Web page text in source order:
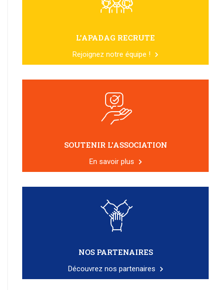
L'APADAG RECRUTE
Rejoignez notre équipe !
SOUTENIR L'ASSOCIATION
En savoir plus
NOS PARTENAIRES
Découvrez nos partenaires